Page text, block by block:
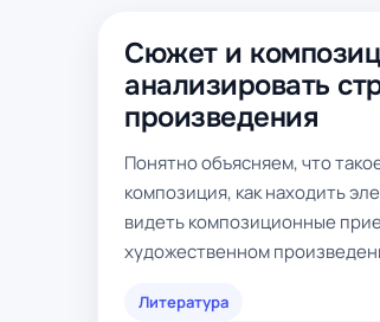
Сюжет и
анализировать
произведения
Понятно объясняем, что
композиция, как находить
видеть композиционные
художественном
Литература